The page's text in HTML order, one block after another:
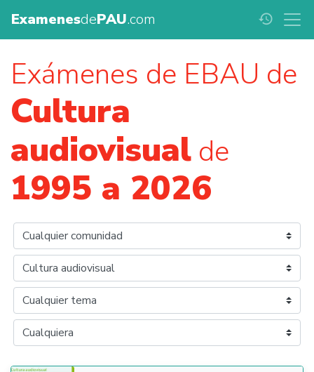
ExamenesdePAU.com history
Exámenes de EBAU de
Cultura
audiovisual de
1995 a 2026